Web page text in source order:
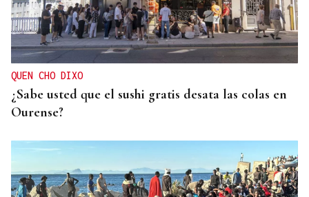
QUEN CHO DIXO
¿Sabe usted que el sushi gratis desata las colas en
Ourense?